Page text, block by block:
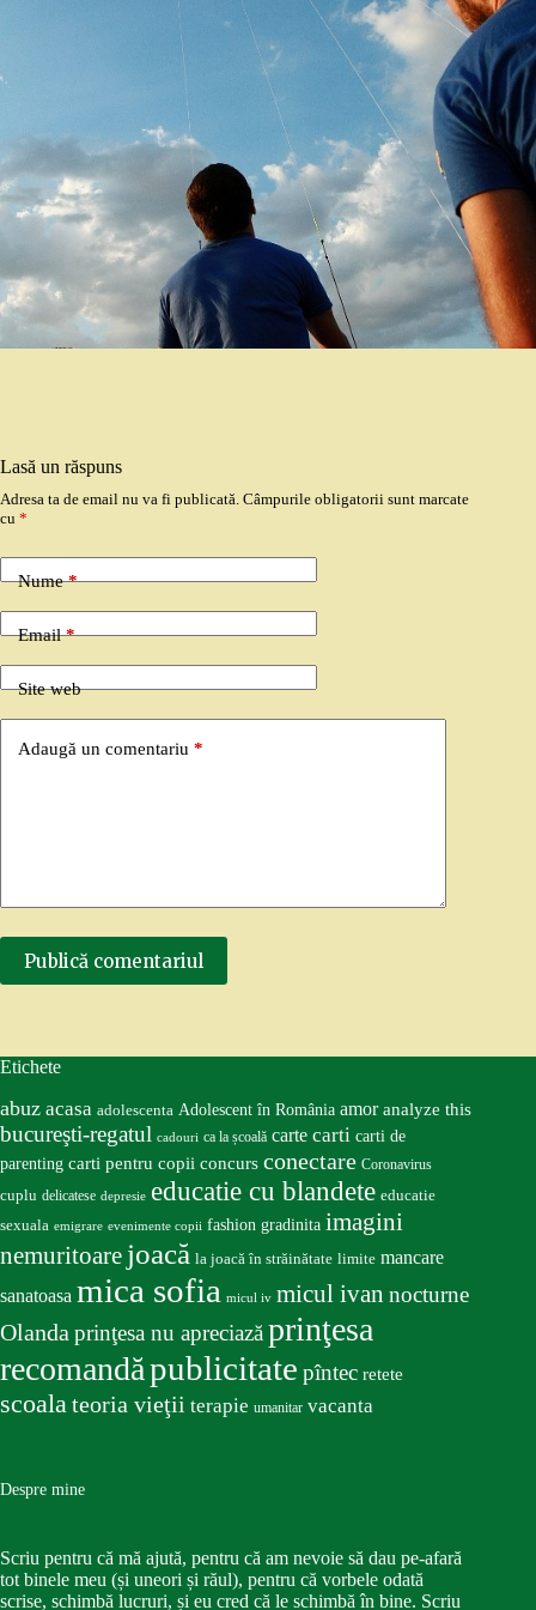
Lasă un răspuns
Adresa ta de email nu va fi publicată. Câmpurile obligatorii sunt marcate
cu *
Nume*
Email*
Site web
Adaugă un comentariu *
Publică comentariul
Etichete
abuz acasa adolescenta Adolescent în România amor analyze this
bucureşti-regatul cadouri ca la școală carte carti carti de
parenting carti pentru copii concurs conectare Coronavirus
cuplu delicatese depresie educatie cu blandete educatie
sexuala emigrare evenimente copii fashion gradinita imagini
nemuritoare joacă la joacă în străinătate limite mancare
sanatoasa mica sofia micul iv micul ivan nocturne
Olandaprinţesa nu apreciazăprinţesa
recomandăpublicitate pîntec retete
scoalateoria vieţii terapie umanitar vacanta
Despre mine
Scriu pentru că mă ajută, pentru că am nevoie să dau pe-afară
tot binele meu (și uneori și răul), pentru că vorbele odată
scrise, schimbă lucruri, și eu cred că le schimbă în bine. Scriu